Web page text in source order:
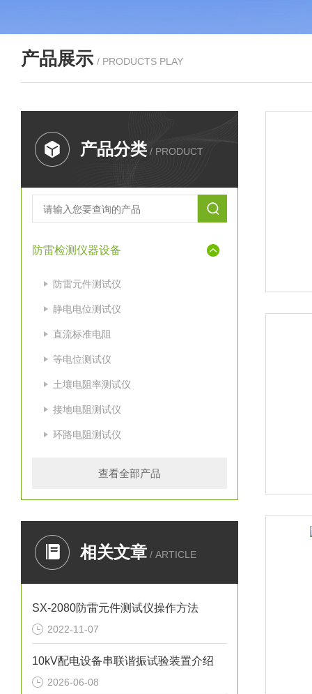
产品展示 / PRODUCTS PLAY
产品分类 / PRODUCT
防雷检测仪器设备
防雷元件测试仪
静电电位测试仪
直流标准电阻
等电位测试仪
土壤电阻率测试仪
接地电阻测试仪
环路电阻测试仪
查看全部产品
相关文章 / ARTICLE
SX-2080防雷元件测试仪操作方法
2022-11-07
10kV配电设备串联谐振试验装置介绍
2026-06-08